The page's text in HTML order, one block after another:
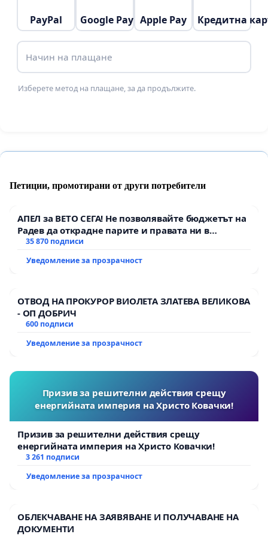
С уважение: Боян Донев
PayPal Google Pay Apple Pay Кредитна
Начин на плащане
Изберете метод на плащане, за да продължите.
Петиции, промотирани от други потребители
АПЕЛ за ВЕТО СЕГА! Не позволявайте бюджетът на
Радев да открадне парите и правата ни в
тъмното
35 870 подписи
Уведомление за прозрачност
ОТВОД НА ПРОКУРОР ВИОЛЕТА ЗЛАТЕВА ВЕЛИКОВА
- ОП ДОБРИЧ
600 подписи
Уведомление за прозрачност
Призив за решителни действия срещу
енергийната империя на Христо Ковачки!
Призив за решителни действия срещу
енергийната империя на Христо Ковачки!
3 261 подписи
Уведомление за прозрачност
ОБЛЕКЧАВАНЕ НА ЗАЯВЯВАНЕ И ПОЛУЧАВАНЕ НА
ДОКУМЕНТИ